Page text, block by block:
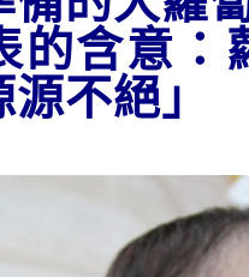
的含意：
不絕」